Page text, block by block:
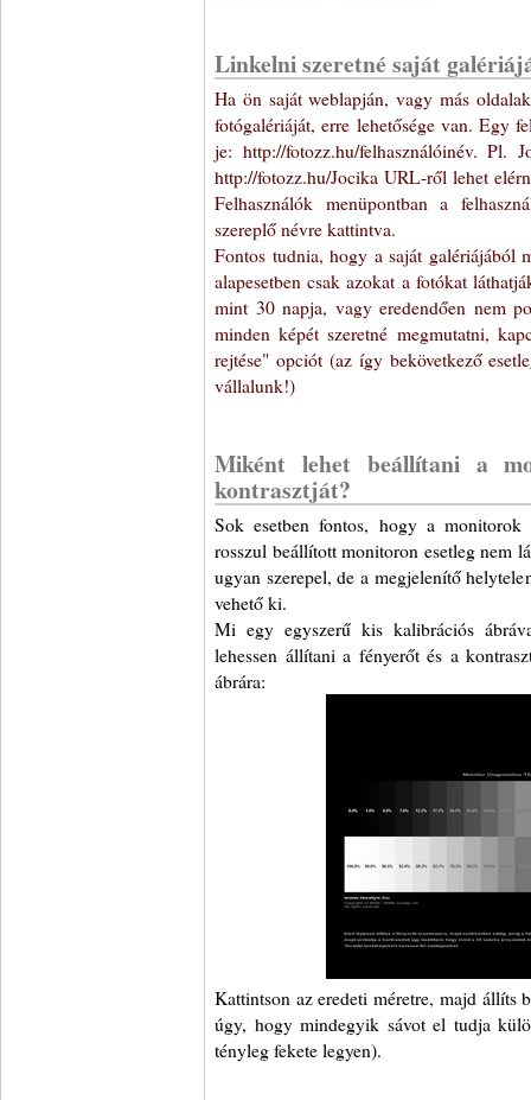
Linkelni szeretné saját
Ha ön saját weblapján, vagy más
fotógalériáját, erre lehetősége van. Egy
je: http://fotozz.hu/felhasználóinév. Pl.
http://fotozz.hu/Jocika URL-ről lehet
Felhasználók menüpontban a
szereplő névre kattintva.
Fontos tudnia, hogy a saját galériájából
alapesetben csak azokat a fotókat
mint 30 napja, vagy eredendően nem
minden képét szeretné megmutatni,
rejtése" opciót (az így bekövetkező
vállalunk!)
Miként lehet beállítani a
kontrasztját?
Sok esetben fontos, hogy a
rosszul beállított monitoron esetleg nem
ugyan szerepel, de a megjelenítő
vehető ki.
Mi egy egyszerű kis kalibrációs
lehessen állítani a fényerőt és a
ábrára:
Kattintson az eredeti méretre, majd állíts
úgy, hogy mindegyik sávot el tudja
tényleg fekete legyen).